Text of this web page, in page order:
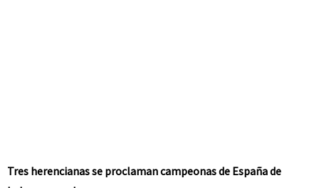
Tres herencianas se proclaman campeonas de España de